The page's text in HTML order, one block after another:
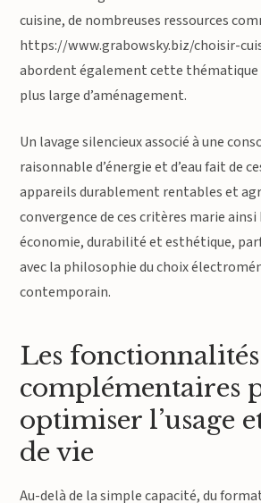
cuisine, de nombreuses ressources
https://www.grabowsky.biz/choisir-
abordent également cette thématique
plus large d’aménagement.
Un lavage silencieux associé à une
raisonnable d’énergie et d’eau fait de
appareils durablement rentables et
convergence de ces critères marie
économie, durabilité et esthétique,
avec la philosophie du choix
contemporain.
Les fonctionnalités
complémentaires
optimiser l’usage
de vie
Au-delà de la simple capacité, du